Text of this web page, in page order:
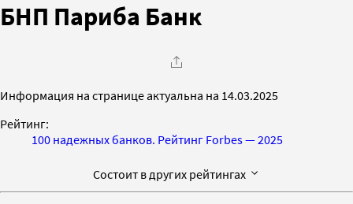
БНП Париба Банк
Информация на странице актуальна на 14.03.2025
Рейтинг:
100 надежных банков. Рейтинг Forbes — 2025
Состоит в других рейтингах